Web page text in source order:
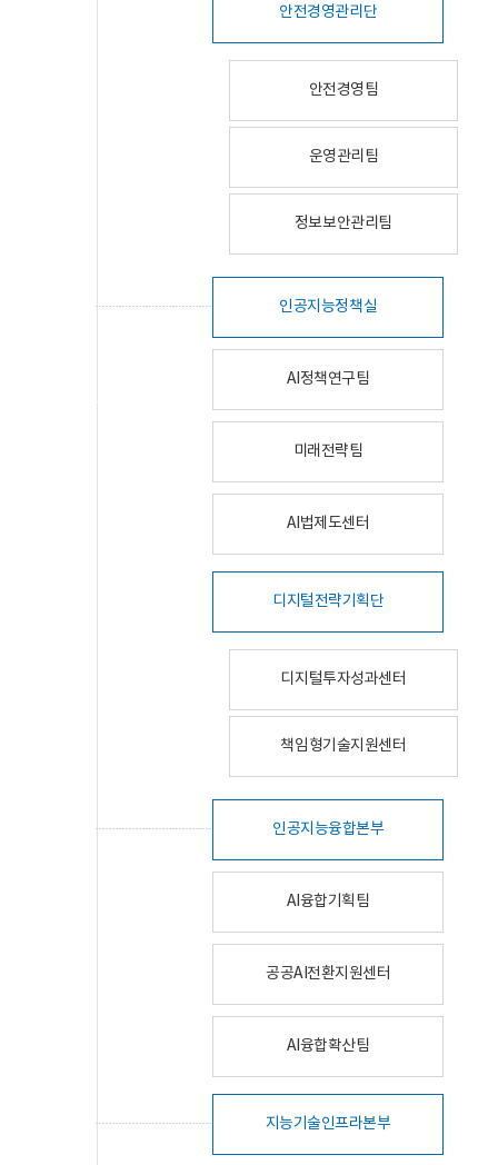
안전경영관리단
안전경영팀
운영관리팀
정보보안관리팀
인공지능정책실
AI정책연구팀
미래전략팀
AI법제도센터
디지털전략기획단
디지털투자성과센터
책임형기술지원센터
인공지능융합본부
AI융합기획팀
공공AI전환지원센터
AI융합확산팀
지능기술인프라본부